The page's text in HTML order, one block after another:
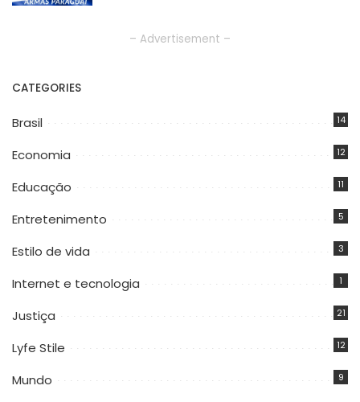
– Advertisement –
CATEGORIES
Brasil 14
Economia 12
Educação 11
Entretenimento 5
Estilo de vida 3
Internet e tecnologia 1
Justiça 21
Lyfe Stile 12
Mundo 9